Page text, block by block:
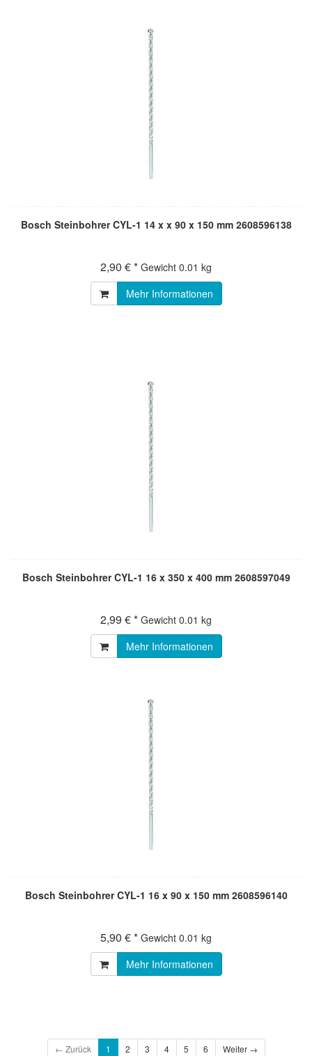
Bosch Steinbohrer CYL-1 14 x x 90 x 150 mm 2608596138
2,90 € * Gewicht 0.01 kg
Mehr Informationen
Bosch Steinbohrer CYL-1 16 x 350 x 400 mm 2608597049
2,99 € * Gewicht 0.01 kg
Mehr Informationen
Bosch Steinbohrer CYL-1 16 x 90 x 150 mm 2608596140
5,90 € * Gewicht 0.01 kg
Mehr Informationen
← Zurück 1 2 3 4 5 6 Weiter →